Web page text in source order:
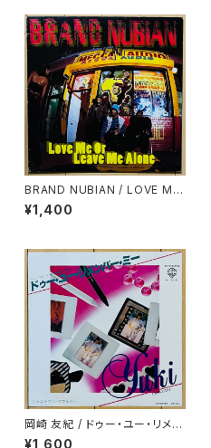
BRAND NUBIAN / LOVE ME
OR LEAVE ME ALONE
¥1,400
岡崎 友紀 / ドゥー・ユー・リメン
バー・ミー
¥1,600